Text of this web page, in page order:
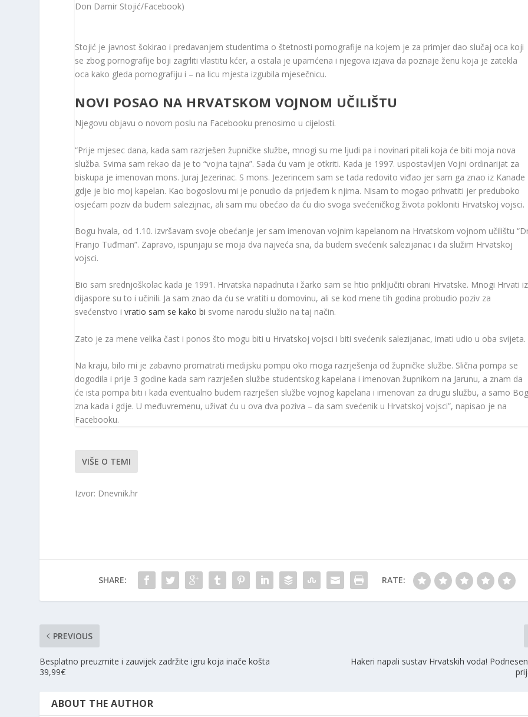
Don Damir Stojić/Facebook)
Stojić je javnost šokirao i predavanjem studentima o štetnosti pornografije na kojem je za primjer dao slučaj oca koji
se zbog pornografije boji zagrliti vlastitu kćer, a ostala je upamćena i njegova izjava da poznaje ženu koja je zatekla
oca kako gleda pornografiju i – na licu mjesta izgubila mjesečnicu.
NOVI POSAO NA HRVATSKOM VOJNOM UČILIŠTU
Njegovu objavu o novom poslu na Facebooku prenosimo u cijelosti.
“Prije mjesec dana, kada sam razrješen župničke službe, mnogi su me ljudi pa i novinari pitali koja će biti moja nova
služba. Svima sam rekao da je to “vojna tajna”. Sada ću vam je otkriti. Kada je 1997. uspostavljen Vojni ordinarijat za
biskupa je imenovan mons. Juraj Jezerinac. S mons. Jezerincem sam se tada redovito viđao jer sam ga znao iz Kanade
gdje je bio moj kapelan. Kao bogoslovu mi je ponudio da prijeđem k njima. Nisam to mogao prihvatiti jer preduboko
osjećam poziv da budem salezijnac, ali sam mu obećao da ću dio svoga svećeničkog života pokloniti Hrvatskoj vojsci.
Bogu hvala, od 1.10. izvršavam svoje obećanje jer sam imenovan vojnim kapelanom na Hrvatskom vojnom učilištu
Franjo Tuđman”. Zapravo, ispunjaju se moja dva najveća sna, da budem svećenik salezijanac i da služim Hrvatskoj
vojsci.
Bio sam srednjoškolac kada je 1991. Hrvatska napadnuta i žarko sam se htio priključiti obrani Hrvatske. Mnogi Hrvati iz
dijaspore su to i učinili. Ja sam znao da ću se vratiti u domovinu, ali se kod mene tih godina probudio poziv za
svećenstvo ivratio sam se kako bi svome narodu služio na taj način.
Zato je za mene velika čast i ponos što mogu biti u Hrvatskoj vojsci i biti svećenik salezijanac, imati udio u oba svijeta.
Na kraju, bilo mi je zabavno promatrati medijsku pompu oko moga razrješenja od župničke službe. Slična pompa se
dogodila i prije 3 godine kada sam razrješen službe studentskog kapelana i imenovan župnikom na Jarunu, a znam da
će ista pompa biti i kada eventualno budem razrješen službe vojnog kapelana i imenovan za drugu službu, a samo
zna kada i gdje. U međuvremenu, uživat ću u ova dva poziva – da sam svećenik u Hrvatskoj vojsci”, napisao je na
Facebooku.
VIŠE O TEMI
Izvor: Dnevnik.hr
SHARE: RATE:
PREVIOUS
Besplatno preuzmite i zauvijek zadržite igru koja inače košta
39,99€
Hakeri napali sustav Hrvatskih voda!
ABOUT THE AUTHOR